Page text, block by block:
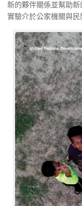
新的夥伴關係並幫助
實驗介於公家機關與民